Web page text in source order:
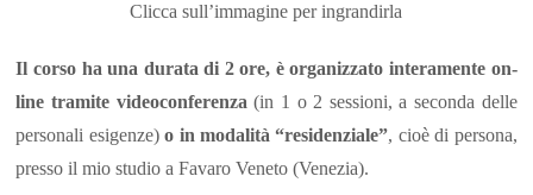
Clicca sull’immagine per ingrandirla
Il corso ha una durata di 2 ore, è organizzato interamente on-
line tramite videoconferenza(in 1 o 2 sessioni, a seconda delle
personali esigenze)o in modalità “residenziale”, cioè di persona,
presso il mio studio a Favaro Veneto (Venezia).